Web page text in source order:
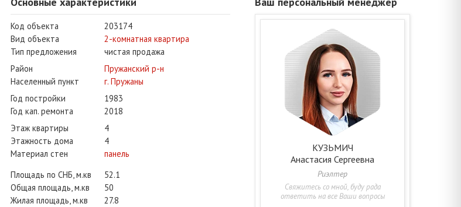
Код объекта
203174
Вид объекта
2-комнатная квартира
Тип предложения
чистая продажа
Район
Пружанский р-н
Населенный пункт
г. Пружаны
Год постройки
1983
Год кап. ремонта
2018
Этаж квартиры
4
Этажность дома
4
Материал стен
панель
Площадь по СНБ, м.кв
52.1
Общая площадь, м.кв
50
Жилая площадь, м.кв
27.8
КУЗЬМИЧ
Анастасия Сергеевна
Риэлтер
Свяжитесь со мной, буду рада
ответить на все Ваши вопросы